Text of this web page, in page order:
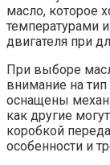
масло, которое
температурами
двигателя при
При выборе
внимание на
оснащены
как другие
коробкой
особенности и